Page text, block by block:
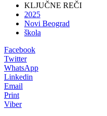
KLJUČNE REČI
2025
Novi Beograd
škola
Facebook
Twitter
WhatsApp
Linkedin
Email
Print
Viber